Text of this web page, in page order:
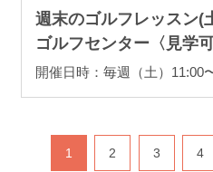
週末のゴルフレッスン(
ゴルフセンター〈見学可
開催日時：毎週（土）11:00
1 2 3 4